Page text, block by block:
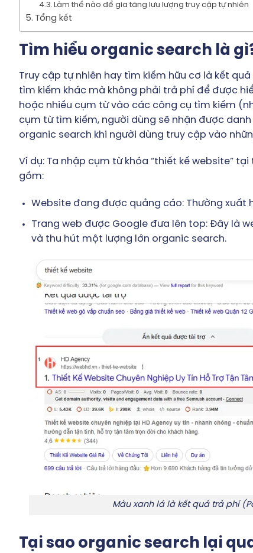
Làm thế nào để gia tăng lưu lượng truy cập tự nhiên
Tổng kết
Tìm hiểu organic search là
Truy cập tự nhiên hay tìm kiếm hữu cơ là kết
tìm kiếm khác mà không phải trả phí để được
hoặc nhiều cụm từ vào các công cụ tìm kiếm
cụm từ tìm kiếm, người dùng sẽ nhận được
organic search khi người dùng truy cập vào
Ví dụ: Ta nhập cụm từ khóa “thiết kế website”
gồm:
Website đang được quảng cáo: Thường xuất
Trang web được Google đưa lên top: Đây là
và thu hút một lượng lớn organic search.
Màu xanh lá là kết quả trả phí
Tại sao organic search lại